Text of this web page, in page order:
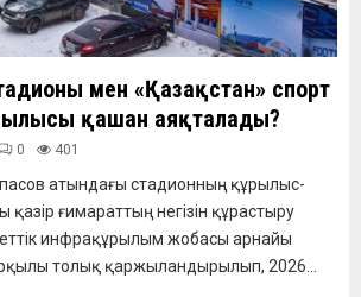
мен «Қазақстан» спорт
қашан аяқталады?
0 401
атындағы стадионның құрылыс-
ғимараттың негізін құрастыру
инфрақұрылым жобасы арнайы
толық қаржыландырылып, 2026...